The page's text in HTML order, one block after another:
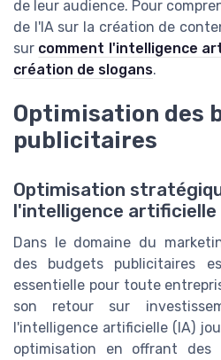
de leur audience. Pour
de l'IA sur la création de
sur comment l'intelligence
création de slogans.
Optimisation des
publicitaires
Optimisation
l'intelligence artificielle
Dans le domaine du
des budgets publicitaires
essentielle pour toute
son retour sur
l'intelligence artificielle (IA)
optimisation en offrant